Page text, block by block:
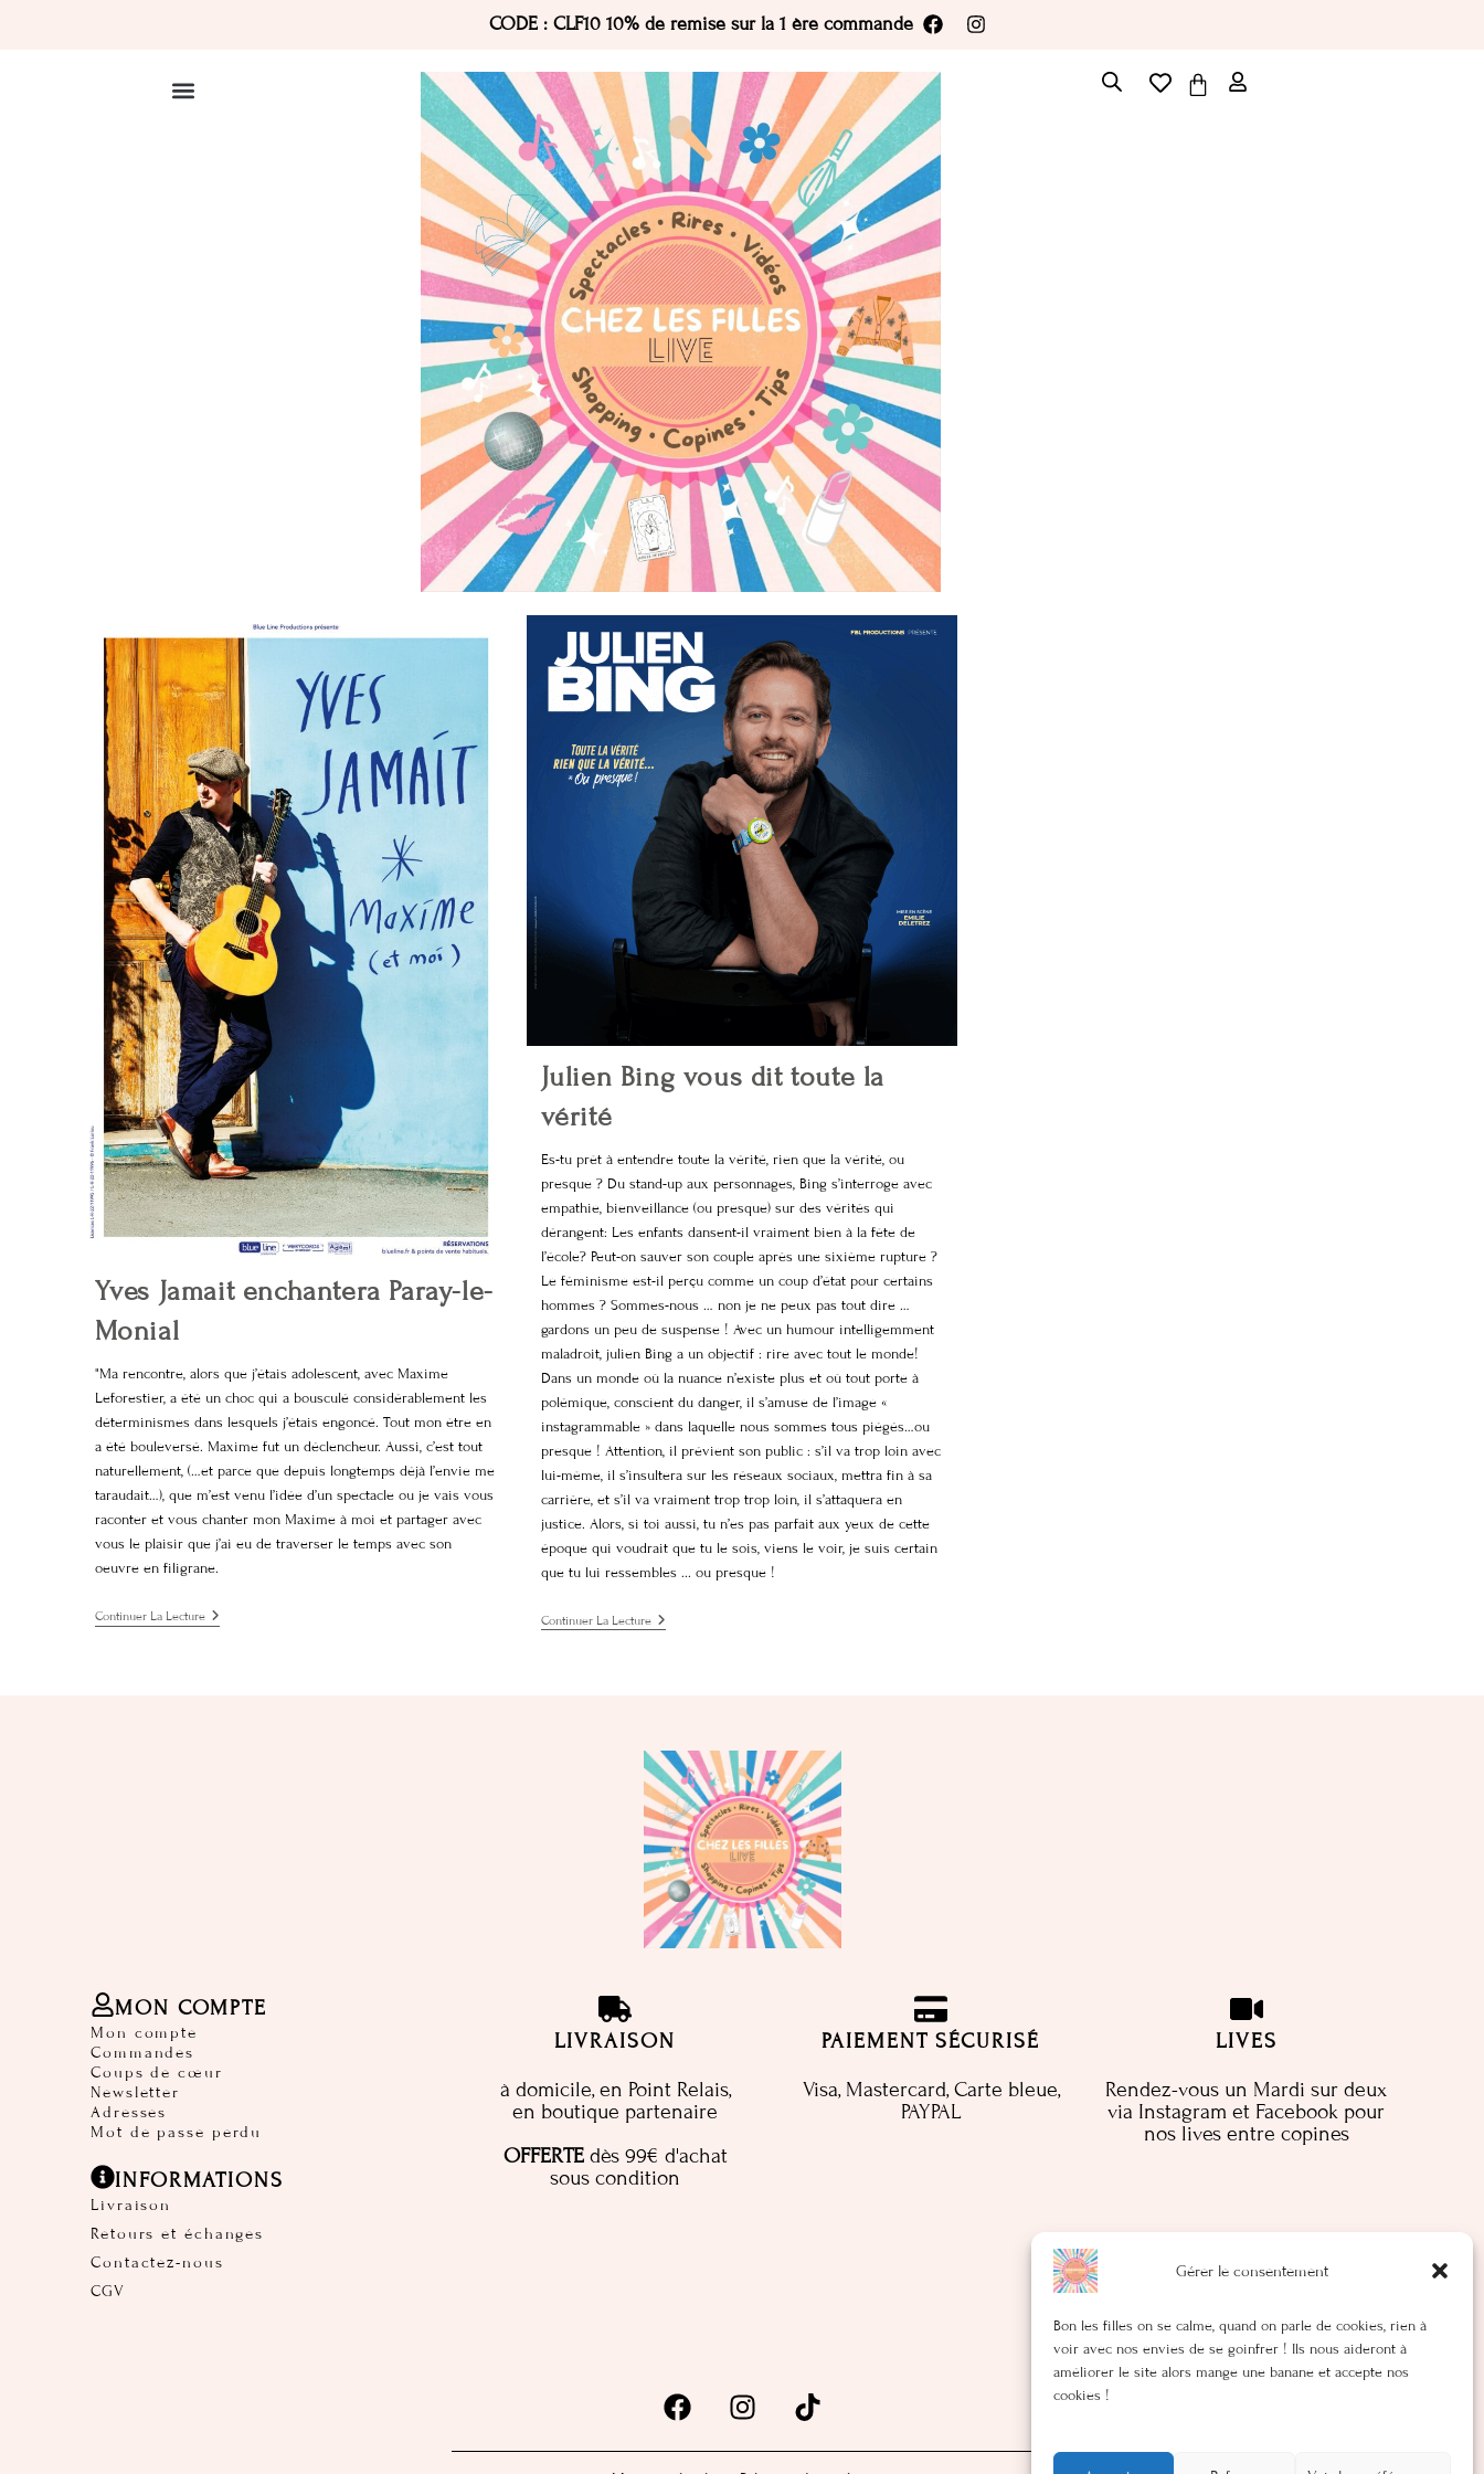
Gérer le consentement
Bon les filles on se calme, quand on parle de cookies, rien à
voir avec nos envies de se goinfrer ! Ils nous aideront à
améliorer le site alors mange une banane et accepte nos
cookies !
CODE : CLF10 10% de remise sur la 1 ère commande
Yves Jamait enchantera Paray-le-
Monial
"Ma rencontre, alors que j’étais adolescent, avec Maxime
Leforestier, a été un choc qui a bousculé considérablement les
déterminismes dans lesquels j’étais engoncé. Tout mon être en
a été bouleversé. Maxime fut un déclencheur. Aussi, c’est tout
naturellement, (…et parce que depuis longtemps déjà l’envie me
taraudait…), que m’est venu l’idée d’un spectacle ou je vais vous
raconter et vous chanter mon Maxime à moi et partager avec
vous le plaisir que j’ai eu de traverser le temps avec son
oeuvre en filigrane.
Continuer La Lecture
Julien Bing vous dit toute la
vérité
Es-tu prêt à entendre toute la vérité, rien que la vérité, ou
presque ? Du stand-up aux personnages, Bing s’interroge avec
empathie, bienveillance (ou presque) sur des vérités qui
dérangent: Les enfants dansent-il vraiment bien à la fête de
l’école? Peut-on sauver son couple après une sixième rupture ?
Le féminisme est-il perçu comme un coup d’état pour certains
hommes ? Sommes-nous … non je ne peux pas tout dire …
gardons un peu de suspense ! Avec un humour intelligemment
maladroit, julien Bing a un objectif : rire avec tout le monde!
Dans un monde où la nuance n’existe plus et où tout porte à
polémique, conscient du danger, il s’amuse de l’image «
instagrammable » dans laquelle nous sommes tous piégés…ou
presque ! Attention, il prévient son public : s’il va trop loin avec
lui-même, il s’insultera sur les réseaux sociaux, mettra fin à sa
carrière, et s’il va vraiment trop trop loin, il s’attaquera en
justice. Alors, si toi aussi, tu n’es pas parfait aux yeux de cette
époque qui voudrait que tu le sois, viens le voir, je suis certain
que tu lui ressembles ... ou presque !
Continuer La Lecture
MON COMPTE
Mon compte
Commandes
Coups de cœur
Newsletter
Adresses
Mot de passe perdu
INFORMATIONS
Livraison
Retours et échanges
Contactez-nous
CGV
LIVRAISON
à domicile, en Point Relais,
en boutique partenaire
OFFERTEdès 99€ d'achat
sous condition
PAIEMENT SÉCURISÉ
Visa, Mastercard, Carte bleue,
PAYPAL
LIVES
Rendez-vous un Mardi sur deux
via Instagram et Facebook pour
nos lives entre copines